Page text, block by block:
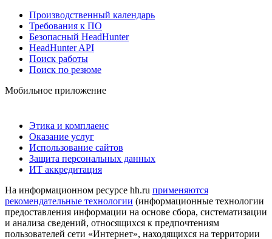
Производственный календарь
Требования к ПО
Безопасный HeadHunter
HeadHunter API
Поиск работы
Поиск по резюме
Мобильное приложение
Этика и комплаенс
Оказание услуг
Использование сайтов
Защита персональных данных
ИТ аккредитация
На информационном ресурсе hh.ru применяются
рекомендательные технологии (информационные технологии
предоставления информации на основе сбора, систематизации
и анализа сведений, относящихся к предпочтениям
пользователей сети «Интернет», находящихся на территории